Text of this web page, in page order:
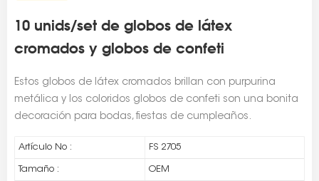
10 unids/set de globos de látex
cromados y globos de confeti
Estos globos de látex cromados brillan con purpurina
metálica y los coloridos globos de confeti son una bonita
decoración para bodas, fiestas de cumpleaños.
Artículo No : FS 2705
Tamaño : OEM